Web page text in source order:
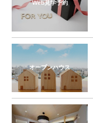
Web見学予約
オープンハウス